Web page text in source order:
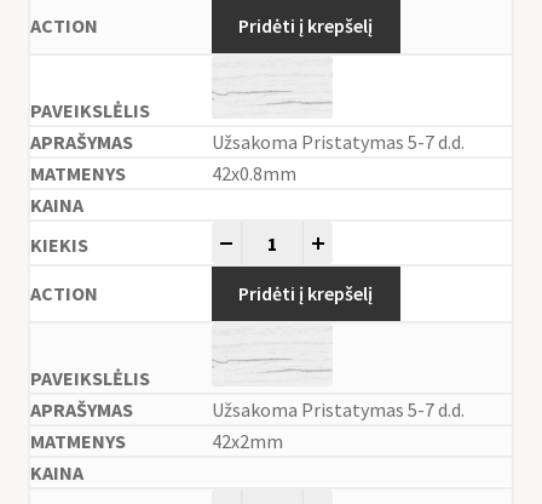
Pridėti į krepšelį
Užsakoma Pristatymas 5-7 d.d.
42x0.8mm
Pridėti į krepšelį
Užsakoma Pristatymas 5-7 d.d.
42x2mm